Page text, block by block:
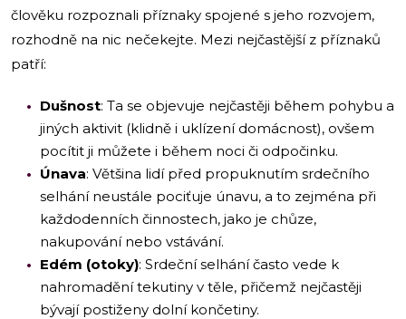
člověku rozpoznali příznaky spojené s jeho rozvojem,
rozhodně na nic nečekejte. Mezi nejčastější z příznaků
patří:
Dušnost: Ta se objevuje nejčastěji během pohybu a
jiných aktivit (klidně i uklízení domácnost), ovšem
pocítit ji můžete i během noci či odpočinku.
Únava: Většina lidí před propuknutím srdečního
selhání neustále pociťuje únavu, a to zejména při
každodenních činnostech, jako je chůze,
nakupování nebo vstávání.
Edém (otoky): Srdeční selhání často vede k
nahromadění tekutiny v těle, přičemž nejčastěji
bývají postiženy dolní končetiny.